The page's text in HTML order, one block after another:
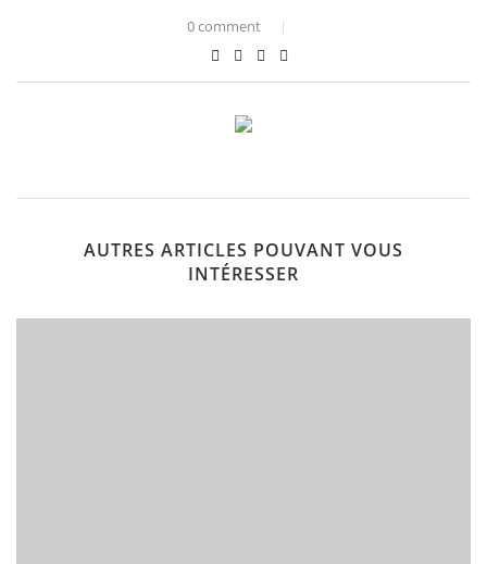
0 comment
AUTRES ARTICLES POUVANT VOUS
INTÉRESSER